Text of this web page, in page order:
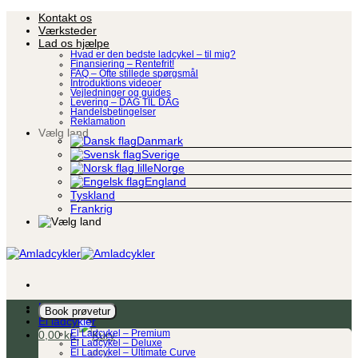
Fortsæt
indhold
Kontakt os
Værksteder
Lad os hjælpe
Hvad er den bedste ladcykel – til mig?
Finansiering – Rentefrit!
FAQ – Ofte stillede spørgsmål
Introduktions videoer
Vejledninger og guides
Levering – DAG TIL DAG
Handelsbetingelser
Reklamation
Vælg land
Danmark
Sverige
Norge
England
Tyskland
Frankrig
Book prøvetur
0,00kr.
Ladcykel
El ladcykler
El Ladcykel – Premium
El Ladcykel – Deluxe
El Ladcykel – Ultimate Curve